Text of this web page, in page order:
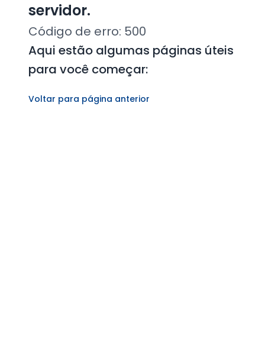
servidor.
Código de erro: 500
Aqui estão algumas páginas úteis
para você começar:
Voltar para página anterior